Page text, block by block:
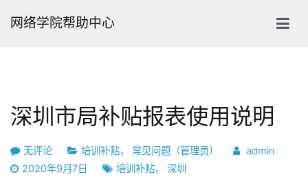
网络学院帮助中心
深圳市局补贴报表使用说明
深
圳
无评论 培训补贴， 常见问题（管理员）
admin
2020年9月7日
培训补贴， 深圳